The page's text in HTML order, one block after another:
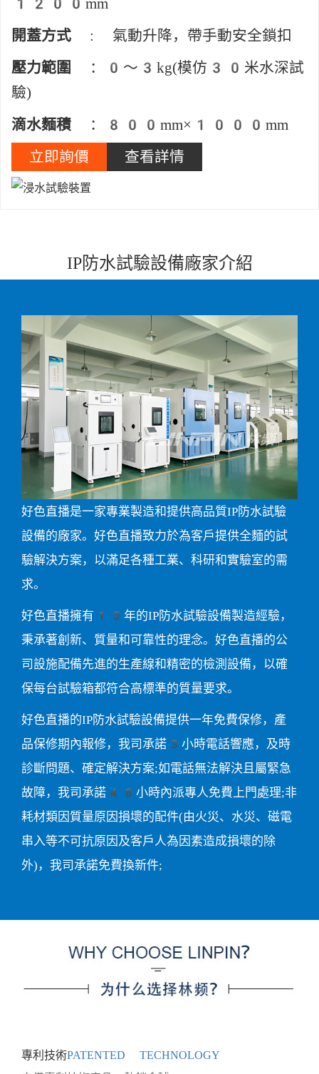
1200mm
開蓋方式 : 氣動升降，帶手動安全鎖扣
壓力範圍
：0～3kg(模仿30米水深試
驗)
滴水麵積 ：800mm×1000mm
立即詢價
查看詳情
IP防水試驗設備廠家介紹
好色直播是一家專業製造和提供高品質IP防水試驗
設備的廠家。好色直播致力於為客戶提供全麵的試
驗解決方案，以滿足各種工業、科研和實驗室的需
求。
好色直播擁有15年的IP防水試驗設備製造經驗，
秉承著創新、質量和可靠性的理念。好色直播的公
司設施配備先進的生產線和精密的檢測設備，以確
保每台試驗箱都符合高標準的質量要求。
好色直播的IP防水試驗設備提供一年免費保修，產
品保修期內報修，我司承諾3小時電話響應，及時
診斷問題、確定解決方案;如電話無法解決且屬緊急
故障，我司承諾48小時內派專人免費上門處理;非
耗材類因質量原因損壞的配件(由火災、水災、磁電
串入等不可抗原因及客戶人為因素造成損壞的除
外)，我司承諾免費換新件;
專利技術PATENTED TECHNOLOGY